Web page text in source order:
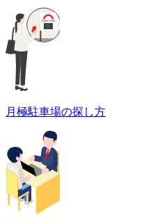
月極駐車場の探し方